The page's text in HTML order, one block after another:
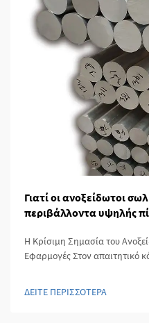
Γιατί οι ανοξείδωτοι
περιβάλλοντα υψηλής
Η Κρίσιμη Σημασία του
Εφαρμογές Στον απαιτητικό
σωλήνες έχουν εμφανιστεί ως
ΔΕΙΤΕ ΠΕΡΙΣΣΟΤΕΡΑ